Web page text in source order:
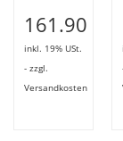
161.90
inkl. 19% USt.
- zzgl.
Versandkosten